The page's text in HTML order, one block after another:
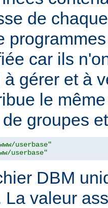
de
car ils
gérer et à
le
groupes
userbase"
userbase"
DBM
La valeur